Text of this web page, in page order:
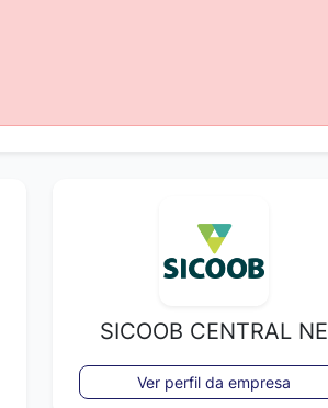
SICOOB CENTRAL NE
Ver perfil da empresa